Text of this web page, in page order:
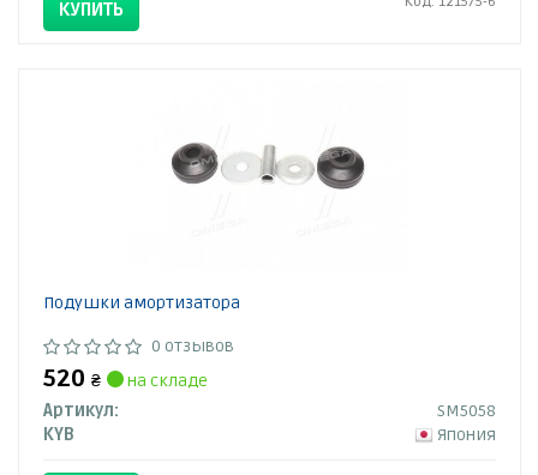
КУПИТЬ
Подушки амортизатора
0 отзывов
520 ₴
на складе
Артикул:
SM5058
KYB
Япония